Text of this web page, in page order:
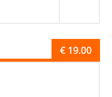
€ 19.00